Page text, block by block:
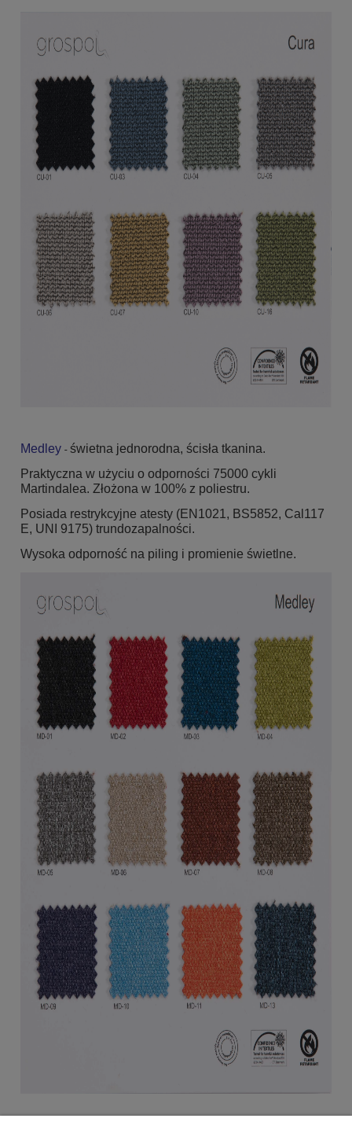
Medley - świetna jednorodna, ścisła tkanina.
Praktyczna w użyciu o odporności 75000 cykli
Martindalea. Złożona w 100% z poliestru.
Posiada restrykcyjne atesty (EN1021, BS5852, Cal117
E, UNI 9175) trundozapalności.
Wysoka odporność na piling i promienie świetlne.